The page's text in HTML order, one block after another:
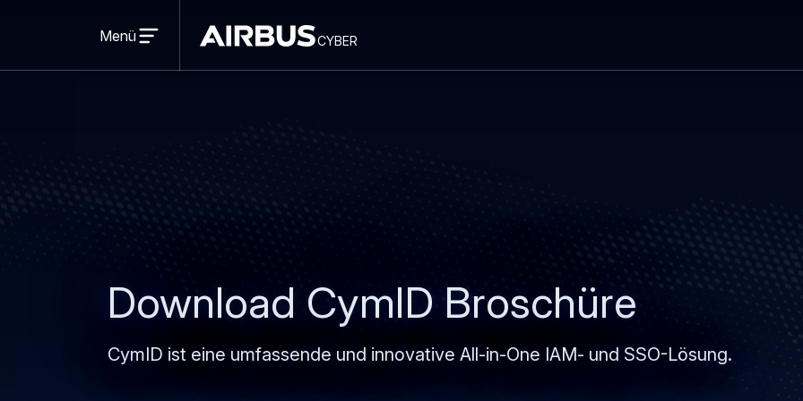
Inhalt
search
cyber cyber
menu
Menü
Download CymID Broschüre
CymID ist eine umfassende und innovative All-in-One IAM- und SSO-Lösung.